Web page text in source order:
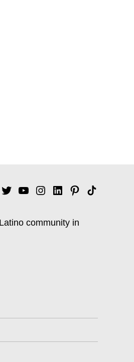
TwitterYouTubeInstagram
Linkedin
Pinterest
Tik
community in